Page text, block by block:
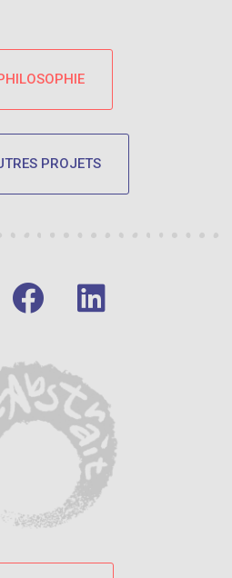
PROJETS